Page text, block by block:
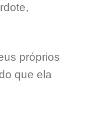
próprios
que ela